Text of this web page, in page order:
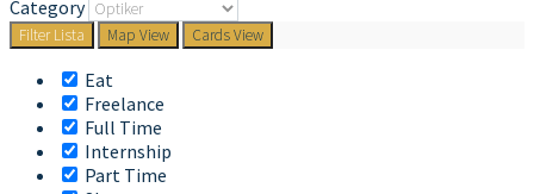
Category
FilterLista Map View Cards View
Eat
Freelance
Full Time
Internship
Part Time